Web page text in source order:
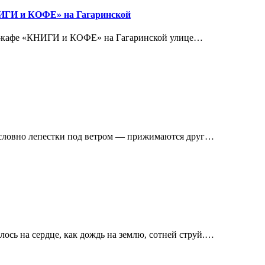
и КОФЕ» на Гагаринской
«КНИГИ и КОФЕ» на Гагаринской улице…
лепестки под ветром — прижимаются друг…
на сердце, как дождь на землю, сотней струй.…